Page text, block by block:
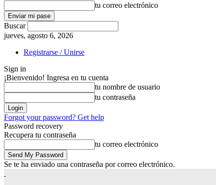
tu correo electrónico
Buscar
jueves, agosto 6, 2026
Registrarse / Unirse
Sign in
¡Bienvenido! Ingresa en tu cuenta
tu nombre de usuario
tu contraseña
Forgot your password? Get help
Password recovery
Recupera tu contraseña
tu correo electrónico
Se te ha enviado una contraseña por correo electrónico.